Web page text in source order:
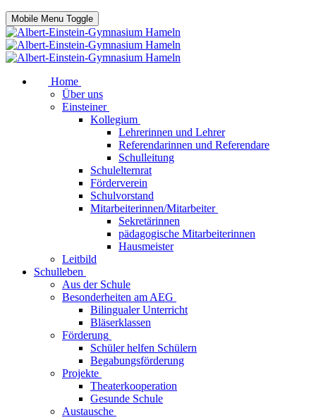
Mobile Menu Toggle
Home
Über uns
Einsteiner
Kollegium
Lehrerinnen und Lehrer
Referendarinnen und Referendare
Schulleitung
Schulelternrat
Förderverein
Schulvorstand
Mitarbeiterinnen/Mitarbeiter
Sekretärinnen
pädagogische Mitarbeiterinnen
Hausmeister
Leitbild
Schulleben
Aus der Schule
Besonderheiten am AEG
Bilingualer Unterricht
Bläserklassen
Förderung
Schüler helfen Schülern
Begabungsförderung
Projekte
Theaterkooperation
Gesunde Schule
Austausche